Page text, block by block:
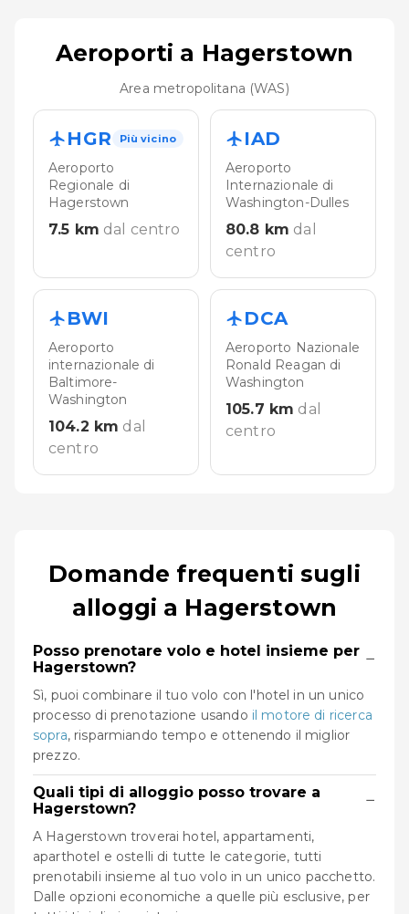
Aeroporti a Hagerstown
Area metropolitana (WAS)
HGR Più vicino
Aeroporto
Regionale di
Hagerstown
7.5 km dal centro
IAD
Aeroporto
Internazionale di
Washington-Dulles
80.8 km dal
centro
BWI
Aeroporto
internazionale di
Baltimore-
Washington
104.2 km dal
centro
DCA
Aeroporto Nazionale
Ronald Reagan di
Washington
105.7 km dal
centro
Domande frequenti sugli
alloggi a Hagerstown
Posso prenotare volo e hotel insieme per
Hagerstown?
−
Sì, puoi combinare il tuo volo con l'hotel in un unico
processo di prenotazione usando il motore di ricerca
sopra, risparmiando tempo e ottenendo il miglior
prezzo.
Quali tipi di alloggio posso trovare a
Hagerstown?
−
A Hagerstown troverai hotel, appartamenti,
aparthotel e ostelli di tutte le categorie, tutti
prenotabili insieme al tuo volo in un unico pacchetto.
Dalle opzioni economiche a quelle più esclusive, per